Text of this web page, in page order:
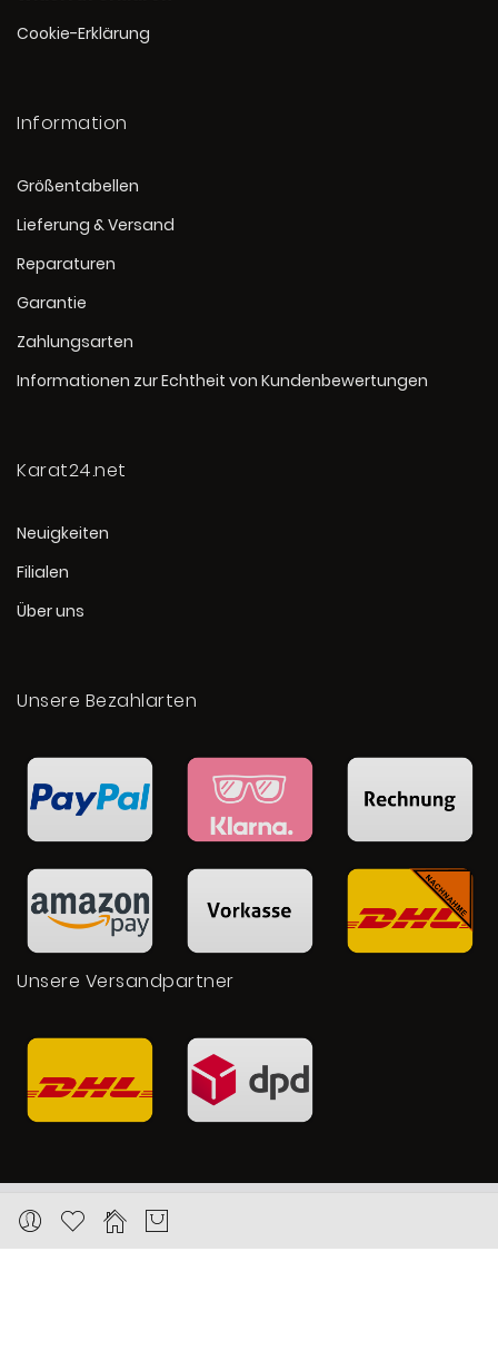
Cookie-Erklärung
Information
Größentabellen
Lieferung & Versand
Reparaturen
Garantie
Zahlungsarten
Informationen zur Echtheit von Kundenbewertungen
Karat24.net
Neuigkeiten
Filialen
Über uns
Unsere Bezahlarten
Unsere Versandpartner
Copyright © 2026 Karat24.net